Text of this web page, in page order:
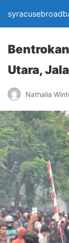
Utara,
Nathalia